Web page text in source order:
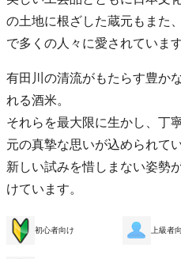
の土地に根ざした蔵元もまた
で多くの人々に愛されています
有田川の清流がもたらす豊か
れる酒米。
それらを最大限に生かし、丁
元の真摯な思いが込められて
新しい試みを惜しまない姿勢
けています。
初心者向け 上級者